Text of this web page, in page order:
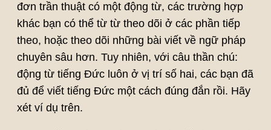
đơn trần thuật có một động từ, các trường hợp
khác bạn có thể từ từ theo dõi ở các phần tiếp
theo, hoặc theo dõi những bài viết về ngữ pháp
chuyên sâu hơn. Tuy nhiên, với câu thần chú:
động từ tiếng Đức luôn ở vị trí số hai, các bạn đã
đủ để viết tiếng Đức một cách đúng đắn rồi. Hãy
xét ví dụ trên.